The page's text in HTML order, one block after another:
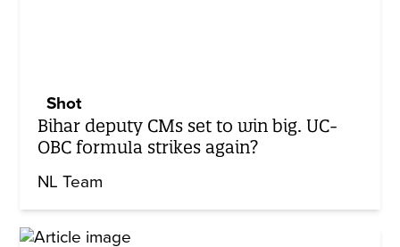
Shot
Bihar deputy CMs set to win big. UC-
OBC formula strikes again?
NL Team